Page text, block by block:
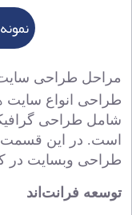
مراحل طراحی
طراحی انواع سایت
شامل طراحی
است. در این
طراحی وبسایت در
توسعه فرانت‌اند